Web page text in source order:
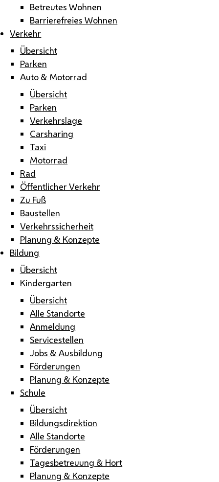
Betreutes Wohnen
Barrierefreies Wohnen
Verkehr
Übersicht
Parken
Auto & Motorrad
Übersicht
Parken
Verkehrslage
Carsharing
Taxi
Motorrad
Rad
Öffentlicher Verkehr
Zu Fuß
Baustellen
Verkehrssicherheit
Planung & Konzepte
Bildung
Übersicht
Kindergarten
Übersicht
Alle Standorte
Anmeldung
Servicestellen
Jobs & Ausbildung
Förderungen
Planung & Konzepte
Schule
Übersicht
Bildungsdirektion
Alle Standorte
Förderungen
Tagesbetreuung & Hort
Planung & Konzepte